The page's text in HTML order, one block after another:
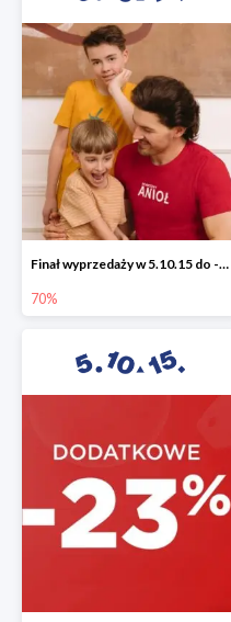
Finał wyprzedaży w 5.10.15 do -70%
70%